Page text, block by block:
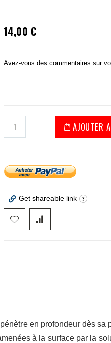
14,00 €
Avez-vous des commentaires sur
AJOUTER
Get shareable link
en profondeur dès sa
à la surface par la